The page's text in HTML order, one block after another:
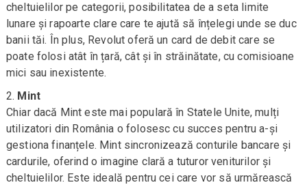
cheltuielilor pe categorii, posibilitatea de a seta limite
lunare și rapoarte clare care te ajută să înțelegi unde se duc
banii tăi. În plus, Revolut oferă un card de debit care se
poate folosi atât în țară, cât și în străinătate, cu comisioane
mici sau inexistente.
Mint
Chiar dacă Mint este mai populară în Statele Unite, mulți
utilizatori din România o folosesc cu succes pentru a-și
gestiona finanțele. Mint sincronizează conturile bancare și
cardurile, oferind o imagine clară a tuturor veniturilor și
cheltuielilor. Este ideală pentru cei care vor să urmărească